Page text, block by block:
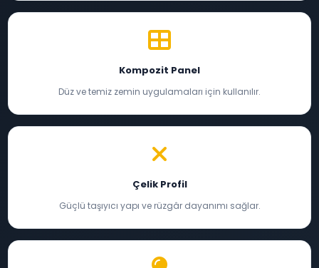
Kompozit Panel
Düz ve temiz zemin uygulamaları için kullanılır.
Çelik Profil
Güçlü taşıyıcı yapı ve rüzgâr dayanımı sağlar.